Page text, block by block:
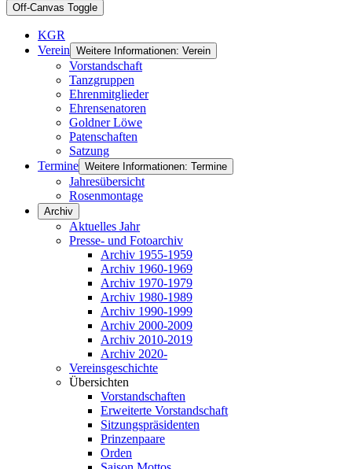
Off-Canvas Toggle
KGR
Verein Weitere Informationen: Verein
Vorstandschaft
Tanzgruppen
Ehrenmitglieder
Ehrensenatoren
Goldner Löwe
Patenschaften
Satzung
Termine Weitere Informationen: Termine
Jahresübersicht
Rosenmontage
Archiv
Aktuelles Jahr
Presse- und Fotoarchiv
Archiv 1955-1959
Archiv 1960-1969
Archiv 1970-1979
Archiv 1980-1989
Archiv 1990-1999
Archiv 2000-2009
Archiv 2010-2019
Archiv 2020-
Vereinsgeschichte
Übersichten
Vorstandschaften
Erweiterte Vorstandschaft
Sitzungspräsidenten
Prinzenpaare
Orden